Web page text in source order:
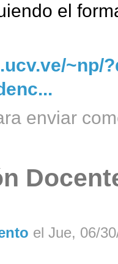
el
~np/
enviar
el Jue, 06/